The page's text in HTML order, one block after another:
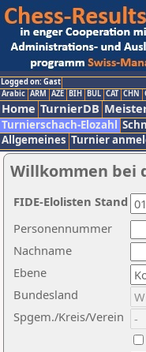
Logged on: Gast
Arabic ARM AZE BIH BUL CAT CHN
Home TurnierDB
Turnierschach-Elozahl
Allgemeines Turnier
Willkommen bei
Nachname
Ebene
Personennummer
Bundesland
Spgem./Kreis/Verein
FIDE-Elolisten Stand